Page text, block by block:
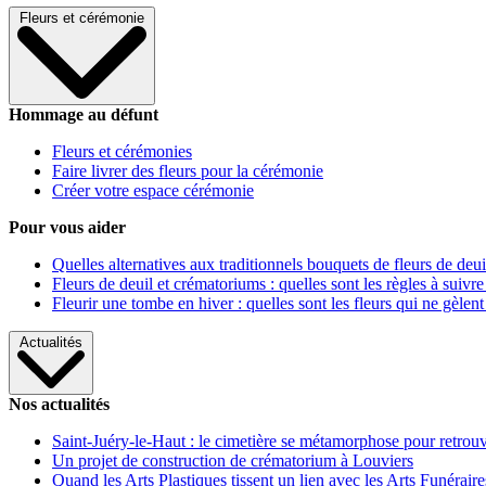
Fleurs et cérémonie
Hommage au défunt
Fleurs et cérémonies
Faire livrer des fleurs pour la cérémonie
Créer votre espace cérémonie
Pour vous aider
Quelles alternatives aux traditionnels bouquets de fleurs de
Fleurs de deuil et crématoriums : quelles sont les règles à
Fleurir une tombe en hiver : quelles sont les fleurs qui ne gèlent
Actualités
Nos actualités
Saint-Juéry-le-Haut : le cimetière se métamorphose pour
Un projet de construction de crématorium à Louviers
Quand les Arts Plastiques tissent un lien avec les Arts